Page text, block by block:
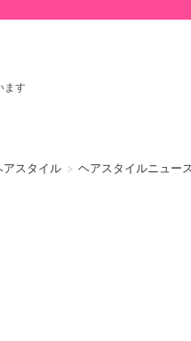
ます
アスタイル > ヘアスタイルニュー